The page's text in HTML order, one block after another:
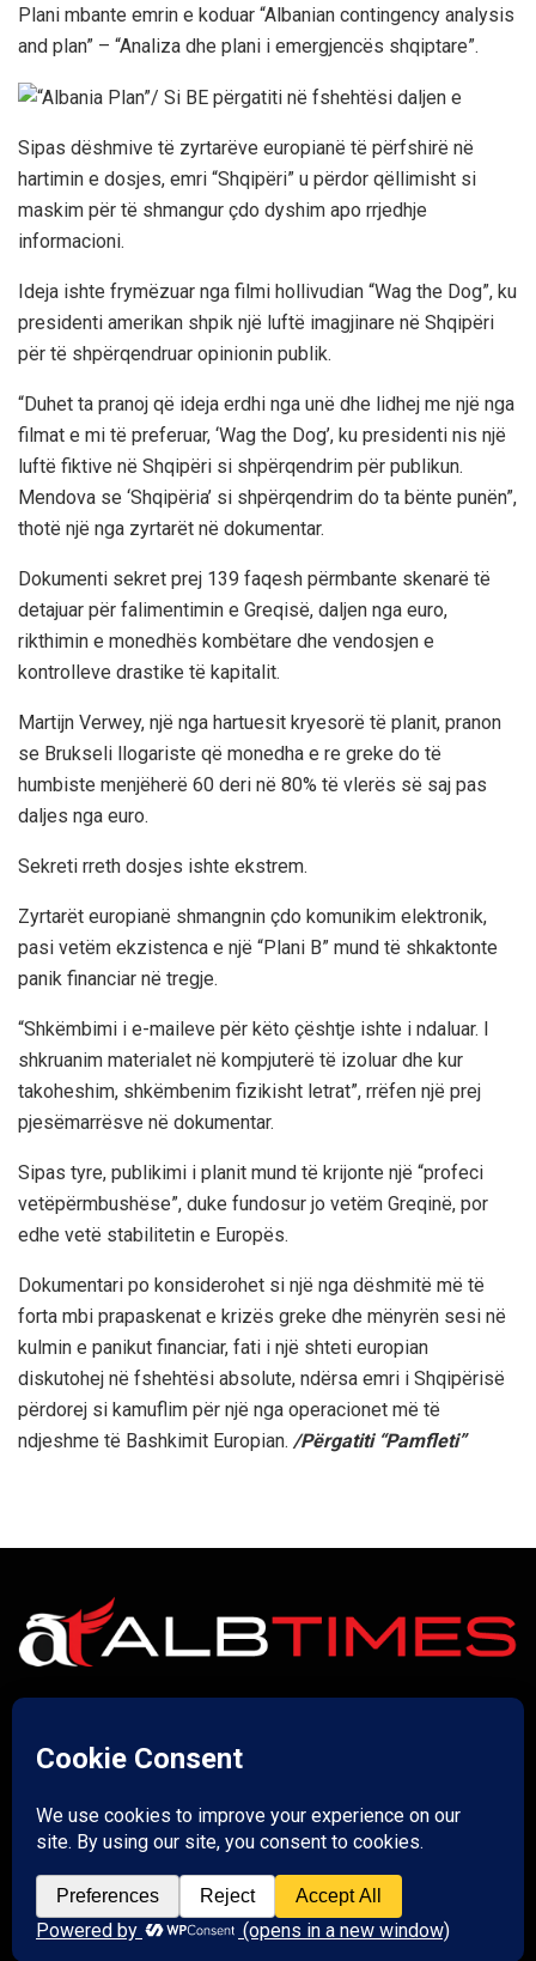
Plani mbante emrin e koduar “Albanian contingency analysis
and plan” – “Analiza dhe plani i emergjencës shqiptare”.
Sipas dëshmive të zyrtarëve europianë të përfshirë në
hartimin e dosjes, emri “Shqipëri” u përdor qëllimisht si
maskim për të shmangur çdo dyshim apo rrjedhje
informacioni.
Ideja ishte frymëzuar nga filmi hollivudian “Wag the Dog”, ku
presidenti amerikan shpik një luftë imagjinare në Shqipëri
për të shpërqendruar opinionin publik.
“Duhet ta pranoj që ideja erdhi nga unë dhe lidhej me një nga
filmat e mi të preferuar, ‘Wag the Dog’, ku presidenti nis një
luftë fiktive në Shqipëri si shpërqendrim për publikun.
Mendova se ‘Shqipëria’ si shpërqendrim do ta bënte punën”,
thotë një nga zyrtarët në dokumentar.
Dokumenti sekret prej 139 faqesh përmbante skenarë të
detajuar për falimentimin e Greqisë, daljen nga euro,
rikthimin e monedhës kombëtare dhe vendosjen e
kontrolleve drastike të kapitalit.
Martijn Verwey, një nga hartuesit kryesorë të planit, pranon
se Brukseli llogariste që monedha e re greke do të
humbiste menjëherë 60 deri në 80% të vlerës së saj pas
daljes nga euro.
Sekreti rreth dosjes ishte ekstrem.
Zyrtarët europianë shmangnin çdo komunikim elektronik,
pasi vetëm ekzistenca e një “Plani B” mund të shkaktonte
panik financiar në tregje.
“Shkëmbimi i e-maileve për këto çështje ishte i ndaluar. I
shkruanim materialet në kompjuterë të izoluar dhe kur
takoheshim, shkëmbenim fizikisht letrat”, rrëfen një prej
pjesëmarrësve në dokumentar.
Sipas tyre, publikimi i planit mund të krijonte një “profeci
vetëpërmbushëse”, duke fundosur jo vetëm Greqinë, por
edhe vetë stabilitetin e Europës.
Dokumentari po konsiderohet si një nga dëshmitë më të
forta mbi prapaskenat e krizës greke dhe mënyrën sesi në
kulmin e panikut financiar, fati i një shteti europian
diskutohej në fshehtësi absolute, ndërsa emri i Shqipërisë
përdorej si kamuflim për një nga operacionet më të
ndjeshme të Bashkimit Europian. /Përgatiti “Pamfleti”
Të tjera